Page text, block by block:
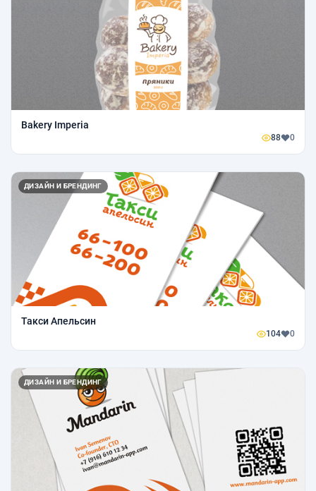
Bakery Imperia
88 0
ДИЗАЙН И БРЕНДИНГ
Такси Апельсин
104 0
ДИЗАЙН И БРЕНДИНГ